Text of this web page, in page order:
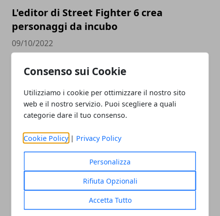
Consenso sui Cookie
Utilizziamo i cookie per ottimizzare il nostro sito
web e il nostro servizio. Puoi scegliere a quali
categorie dare il tuo consenso.
Cookie Policy | Privacy Policy
Personalizza
Rifiuta Opzionali
Accetta Tutto
L'editor di Street Fighter 6 crea
personaggi da incubo
09/10/2022
Xbox Series X e Playstation 5 stanno già
volgendo al termine